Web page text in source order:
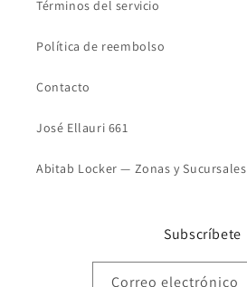
Términos del servicio
Política de reembolso
Contacto
José Ellauri 661
Abitab Locker — Zonas y Sucursales
Subscríbete
Correo electrónico